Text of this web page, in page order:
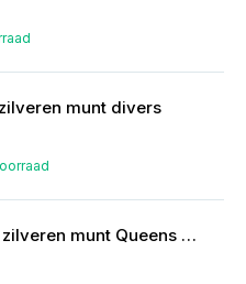
munt divers
2 Troy ounce zilveren munt Queens Beasts Black Bull 2018